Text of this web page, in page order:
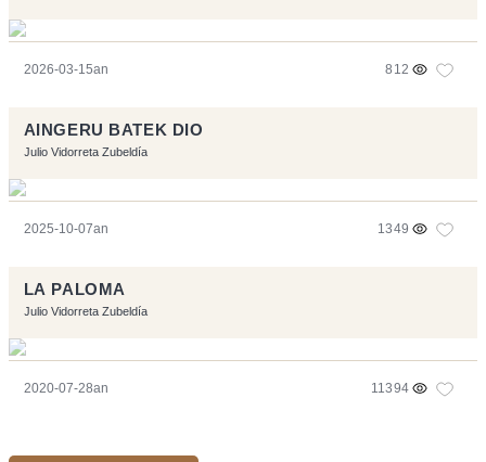
2026-03-15an 812
AINGERU BATEK DIO
Julio Vidorreta Zubeldía
2025-10-07an 1349
LA PALOMA
Julio Vidorreta Zubeldía
2020-07-28an 11394